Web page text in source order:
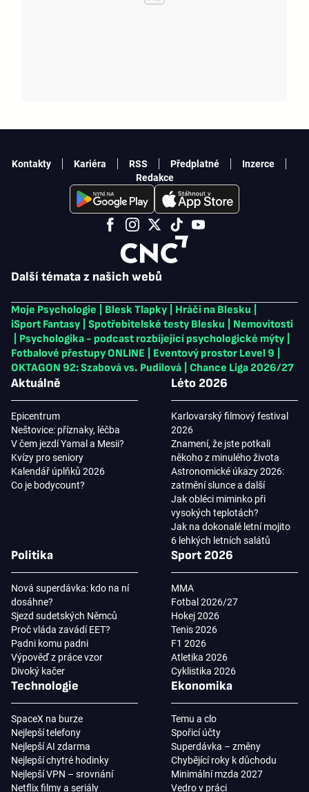
Další témata z našich webů
Moje Psychologie Blesk Tlapky Hráči na Blesku
iSport Fantasy
Spotřebitelské testy Blesku
Nemovitosti
Psychologika - podcast rozbíjející psychologické mýty
Fotbalové přestupy ONLINE
Eventový prostor Level 9
OKTAGON 92: Szabová vs. Pudilová
Chance Liga 2026/27
Aktuálně
Epicentrum
Neštovice: příznaky, léčba
V čem jezdí Yamal a Mesii?
Kvízy pro seniory
Kalendář úplňků 2026
Co je bodycount?
Léto 2026
Karlovarský filmový festival
2026
Znamení, že jste potkali
někoho z minulého života
Astronomické úkazy 2026:
zatmění slunce a další
Jak obléci miminko při
vysokých teplotách?
Jak na dokonalé letní mojito
6 lehkých letních salátů
Politika
Nová superdávka: kdo na ní
dosáhne?
Sjezd sudetských Němců
Proč vláda zavádí EET?
Padni komu padni
Výpověď z práce vzor
Divoký kačer
Sport 2026
MMA
Fotbal 2026/27
Hokej 2026
Tenis 2026
F1 2026
Atletika 2026
Cyklistika 2026
Technologie
SpaceX na burze
Nejlepší telefony
Nejlepší AI zdarma
Nejlepší chytré hodinky
Nejlepší VPN – srovnání
Netflix filmy a seriály
Ekonomika
Temu a clo
Spořicí účty
Superdávka – změny
Chybějící roky k důchodu
Minimální mzda 2027
Vedro v práci
Kontakty Kariéra RSS Předplatné
Inzerce
Redakce